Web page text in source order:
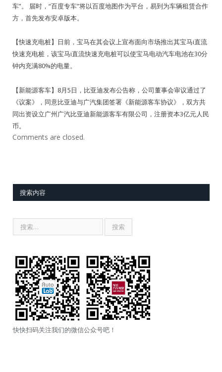
车”。 届时，“百度专车”将以百度地图作为平台，易到为车辆租赁合作
方，首先发布安卓版本。
【快速充电桩】日前，宝马在其会议上宣布面向市场推出其宝马i直流
快速充电桩，该宝马i直流快速充电桩可以使宝马电动汽车电池在30分
钟内充满80%的电量。
【新能源客车】8月5日，比亚迪发布公告称，公司董事会审议通过了
《议案》，同意比亚迪与广汽集团签署《新能源客车协议》，双方共
同出资设立广州广汽比亚迪新能源客车有限公司，注册资本3亿元人民
币。
Comments are closed.
搜索内容
快快扫码关注我们的微信公众号吧！